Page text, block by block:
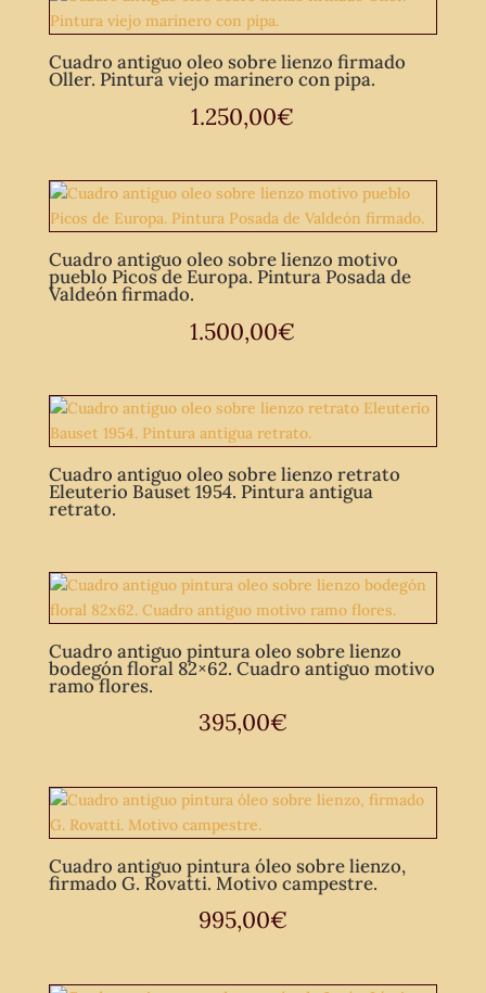
Cuadro antiguo oleo sobre lienzo firmado
Oller. Pintura viejo marinero con pipa.
1.250,00€
Cuadro antiguo oleo sobre lienzo motivo
pueblo Picos de Europa. Pintura Posada de
Valdeón firmado.
1.500,00€
Cuadro antiguo oleo sobre lienzo retrato
Eleuterio Bauset 1954. Pintura antigua
retrato.
Cuadro antiguo pintura oleo sobre lienzo
bodegón floral 82×62. Cuadro antiguo motivo
ramo flores.
395,00€
Cuadro antiguo pintura óleo sobre lienzo,
firmado G. Rovatti. Motivo campestre.
995,00€